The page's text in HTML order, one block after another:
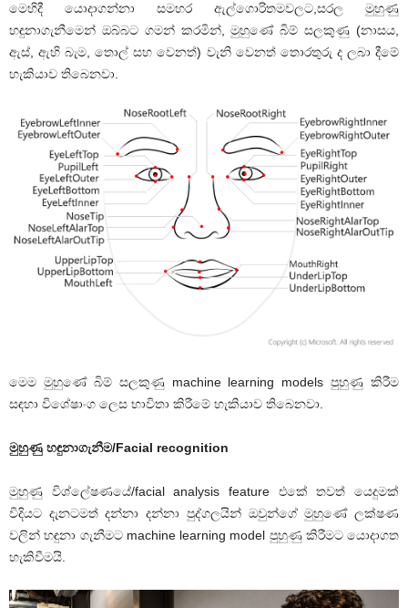
මෙහිදී යොදාගන්නා සමහර ඇල්ගොරිතමවලට,සරල මුහුණු
හඳුනාගැනීමෙන් ඔබ්බට ගමන් කරමින්, මුහුණේ බිම් සලකුණු (නාසය,
ඇස්, ඇහි බැම, තොල් සහ වෙනත්) වැනි වෙනත් තොරතුරු ද ලබා දීමේ
හැකියාව තිබෙනවා.
මෙම මුහුණේ බිම් සලකුණු machine learning models පුහුණු කිරීම
සඳහා විශේෂාංග ලෙස භාවිතා කිරීමේ හැකියාව තිබෙනවා.
මුහුණු හඳුනාගැනීම/Facial recognition
මුහුණු විශ්ලේෂණයේ/facial analysis feature එකේ තවත් යෙදුමක්
විදියට දැනටමත් දන්නා දන්නා පුද්ගලයින් ඔවුන්ගේ මුහුණේ ලක්ෂණ
වලින් හඳුනා ගැනීමට machine learning model පුහුණු කිරීමට යොදාගත
හැකිවීමයි.